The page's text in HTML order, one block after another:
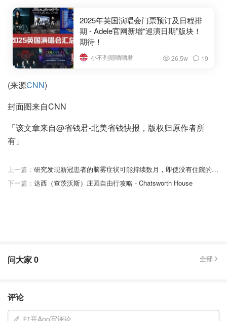
2025年英国演唱会门票预订及日程排
期 - Adele官网新增“巡演日期”版块！
期待！
小不列颠晒晒君 26.5w 19
(来源CNN)
封面图来自CNN
「该文章来自@省钱君-北美省钱快报，版权归原作者所
有」
上一篇：
研究发现新冠患者的脑雾症状可能持续数月，即使没有住院的患者也一样
下一篇： 达西（查茨沃斯）庄园自由行攻略 - Chatsworth House
问大家0 全部
评论
打开App写评论